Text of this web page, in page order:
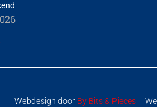
Webdesign door By Bits & Pieces